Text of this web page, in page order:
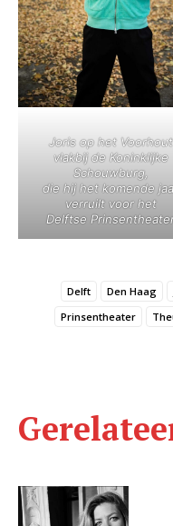
Joris op het Voorhout
vlakbij de Koninklijke
Schouwburg,
die hij het komende
verruilt voor het
Delftse
Delft Den Haag
Prinsentheater